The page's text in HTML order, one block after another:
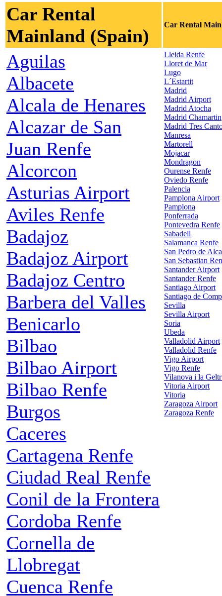
Car Rental
Mainland (Spain)
Car Rental
Aguilas
Albacete
Alcala de Henares
Alcazar de San
Juan Renfe
Alcorcon
Asturias Airport
Aviles Renfe
Badajoz
Badajoz Airport
Badajoz Centro
Barbera del Valles
Benicarlo
Bilbao
Bilbao Airport
Bilbao Renfe
Burgos
Caceres
Cartagena Renfe
Ciudad Real Renfe
Conil de la Frontera
Cordoba Renfe
Cornella de
Llobregat
Cuenca Renfe
Lleida Renfe
Lloret de Mar
Lugo
L´Estartit
Madrid
Madrid Airport
Madrid Atocha
Madrid Chamartin
Madrid Tres
Manresa
Martorell
Mojacar
Mondragon
Ourense Renfe
Oviedo Renfe
Palencia
Pamplona Airport
Pamplona
Ponferrada
Pontevedra Renfe
Sabadell
Salamanca Renfe
San Pedro de
San Sebastian
Santander Airport
Santander Renfe
Santiago Airport
Santiago de
Sevilla
Sevilla Airport
Soria
Ubeda
Valladolid Airport
Valladolid Renfe
Vigo Airport
Vigo Renfe
Vilanova i la
Vitoria Airport
Vitoria
Zaragoza Airport
Zaragoza Renfe